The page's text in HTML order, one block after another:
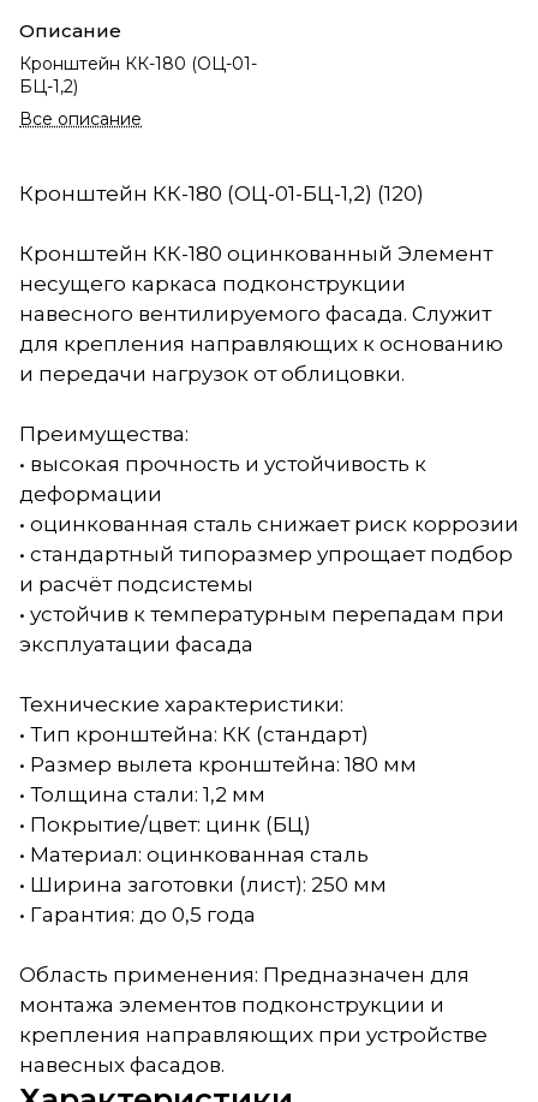
Описание
Кронштейн КК-180 (ОЦ-01-
БЦ-1,2)
Все описание
Кронштейн КК-180 (ОЦ-01-БЦ-1,2) (120)
Кронштейн КК-180 оцинкованный Элемент
несущего каркаса подконструкции
навесного вентилируемого фасада. Служит
для крепления направляющих к основанию
и передачи нагрузок от облицовки.
Преимущества:
• высокая прочность и устойчивость к
деформации
• оцинкованная сталь снижает риск коррозии
• стандартный типоразмер упрощает подбор
и расчёт подсистемы
• устойчив к температурным перепадам при
эксплуатации фасада
Технические характеристики:
• Тип кронштейна: КК (стандарт)
• Размер вылета кронштейна: 180 мм
• Толщина стали: 1,2 мм
• Покрытие/цвет: цинк (БЦ)
• Материал: оцинкованная сталь
• Ширина заготовки (лист): 250 мм
• Гарантия: до 0,5 года
Область применения: Предназначен для
монтажа элементов подконструкции и
крепления направляющих при устройстве
навесных фасадов.